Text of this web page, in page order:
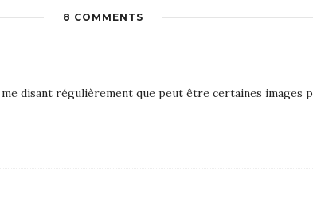
8 COMMENTS
disant régulièrement que peut être certaines images